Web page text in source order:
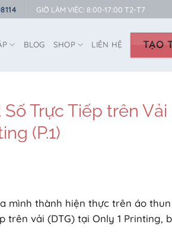
GIỜ LÀM VIỆC: 8:00-17:00 T2-T7
BLOG SHOP LIÊN HỆ TẠO
Trực Tiếp trên Vải
(P.1)
mình thành hiện thực trên áo thun
vải (DTG) tại Only 1 Printing,